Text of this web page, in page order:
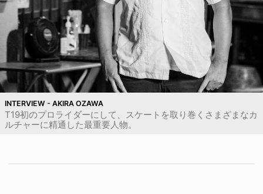
INTERVIEW - AKIRA OZAWA
T19初のプロライダーにして、スケートを取り巻くさまざまなカ
ルチャーに精通した最重要人物。